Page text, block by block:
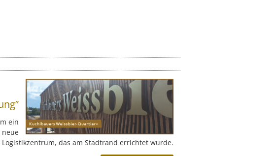
ein
neue
Logistikzentrum, das am Stadtrand errichtet wurde.